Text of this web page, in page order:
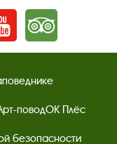
Трипадвизор
поводОК Плёс
безопасности